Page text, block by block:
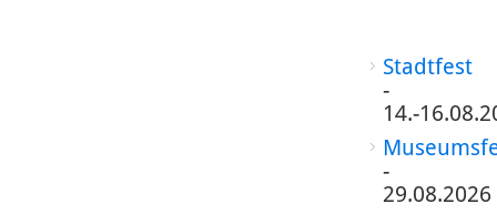
Stadtfest
-
14.-
-
29.08.2026